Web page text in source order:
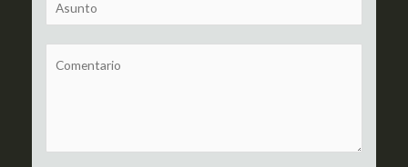
u
b